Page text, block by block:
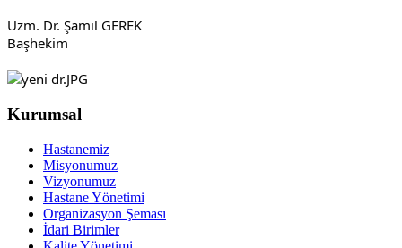
Uzm. Dr. Şamil GEREK
Başhekim
Kurumsal
Hastanemiz
Misyonumuz
Vizyonumuz
Hastane Yönetimi
Organizasyon Şeması
İdari Birimler